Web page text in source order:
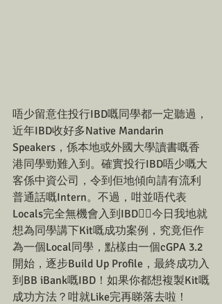
唔少留意住投行IBD嘅同學都一定聽過，
近年IBD收好多Native Mandarin
Speakers，係本地或外國大學讀書嘅香
港同學勁難入到。確實投行IBD唔少嘅大
客係中資公司，令到佢地傾向請有流利
普通話嘅Intern。不過，咁並唔代表
Locals完全無機會入到IBD☝🏼今日我地就
想為同學講下Kit嘅成功案例，究竟佢作
為一個Local同學，點樣由一個cGPA 3.2
開始，逐步Build Up Profile，最終成功入
到BB iBank嘅IBD！如果你都想複製Kit嘅
成功方法？咁就Like完再睇落去啦！